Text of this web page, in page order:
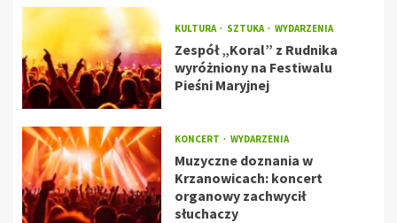
KULTURA SZTUKA WYDARZENIA
Zespół „Koral” z Rudnika
wyróżniony na Festiwalu
Pieśni Maryjnej
KONCERT WYDARZENIA
Muzyczne doznania w
Krzanowicach: koncert
organowy zachwycił
słuchaczy